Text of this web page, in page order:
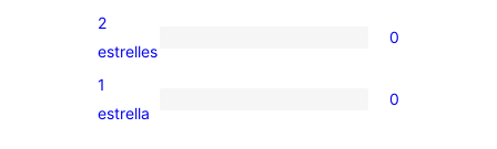
valoracions
de
0
valoracions
de
2
estrelles
0
0
1
estrella
0